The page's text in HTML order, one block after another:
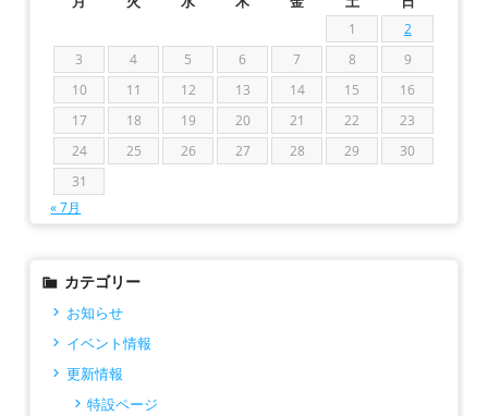
1
2
3
4 5 6 7 8
9
10
11 12 13 14 15
16
17
18 19 20 21 22
23
24
25 26 27 28 29
30
31
« 7月
カテゴリー
お知らせ
イベント情報
更新情報
特設ページ